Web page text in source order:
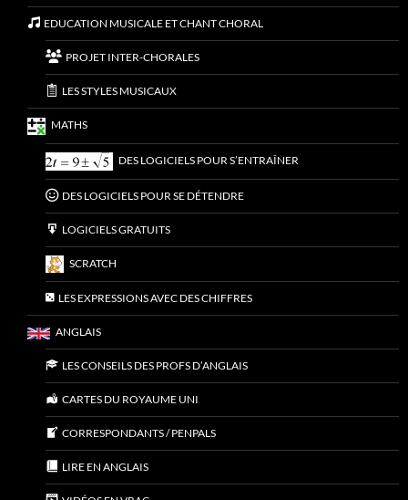
EDUCATION MUSICALE ET CHANT CHORAL
PROJET INTER-CHORALES
LES STYLES MUSICAUX
MATHS
DES LOGICIELS POUR S’ENTRAÎNER
DES LOGICIELS POUR SE DÉTENDRE
LOGICIELS GRATUITS
SCRATCH
LES EXPRESSIONS AVEC DES CHIFFRES
ANGLAIS
LES CONSEILS DES PROFS D’ANGLAIS
CARTES DU ROYAUME UNI
CORRESPONDANTS / PENPALS
LIRE EN ANGLAIS